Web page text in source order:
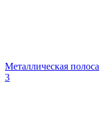
Металлическая полоса
3